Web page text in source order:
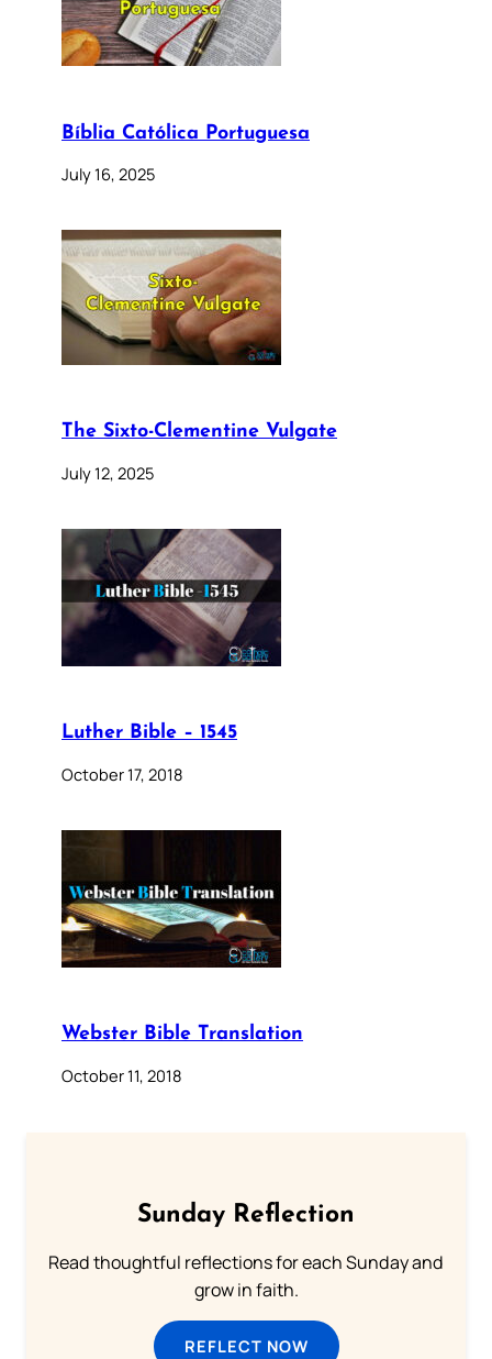
Bíblia Católica Portuguesa
July 16, 2025
The Sixto-Clementine Vulgate
July 12, 2025
Luther Bible – 1545
October 17, 2018
Webster Bible Translation
October 11, 2018
Sunday Reflection
Read thoughtful reflections for each Sunday and
grow in faith.
REFLECT NOW